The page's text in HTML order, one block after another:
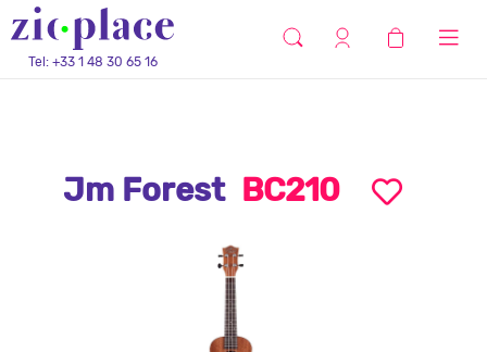
Tel: +33 1 48 30 65 16
Jm Forest BC210